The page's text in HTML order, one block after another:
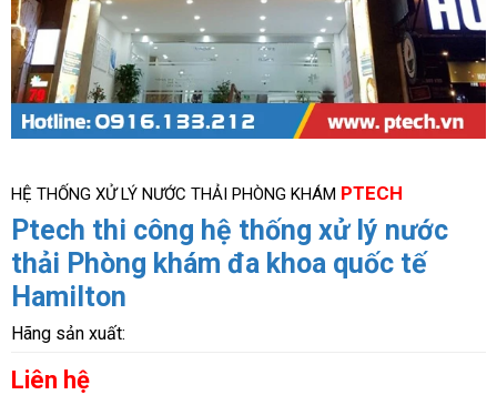
HỆ THỐNG XỬ LÝ NƯỚC THẢI PHÒNG KHÁM PTECH
Ptech thi công hệ thống xử lý nước
thải Phòng khám đa khoa quốc tế
Hamilton
Hãng sản xuất:
Liên hệ